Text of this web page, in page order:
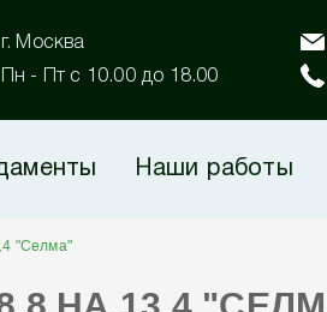
г. Москва
Пн - Пт с 10.00 до 18.00
Наши работы
"Селма"